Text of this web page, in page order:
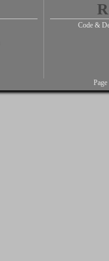
Code &